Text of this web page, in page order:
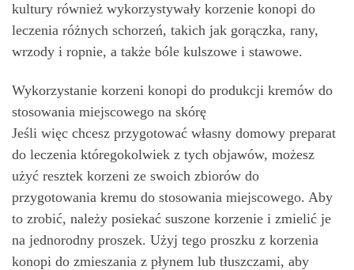
kultury również wykorzystywały korzenie konopi do
leczenia różnych schorzeń, takich jak gorączka, rany,
wrzody i ropnie, a także bóle kulszowe i stawowe.
Wykorzystanie korzeni konopi do produkcji kremów do
stosowania miejscowego na skórę
Jeśli więc chcesz przygotować własny domowy preparat
do leczenia któregokolwiek z tych objawów, możesz
użyć resztek korzeni ze swoich zbiorów do
przygotowania kremu do stosowania miejscowego. Aby
to zrobić, należy posiekać suszone korzenie i zmielić je
na jednorodny proszek. Użyj tego proszku z korzenia
konopi do zmieszania z płynem lub tłuszczami, aby